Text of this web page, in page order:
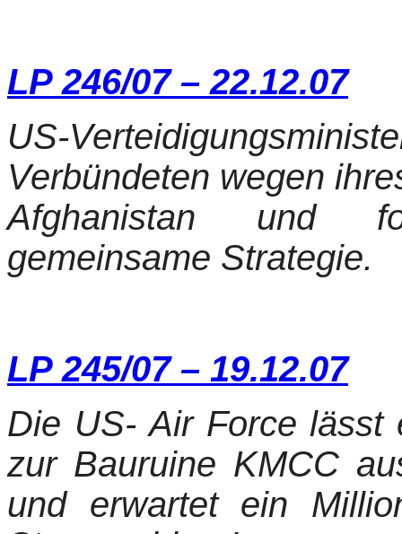
LP 246/07 – 22.12.07
US-
Verbündeten wegen
Afghanistan und
gemeinsame Strategie.
LP 245/07 – 19.12.07
Die US- Air Force lässt
zur Bauruine KMCC
und erwartet ein